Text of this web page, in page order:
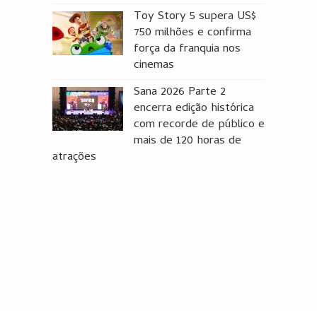
Toy Story 5 supera US$
750 milhões e confirma
força da franquia nos
cinemas
Sana 2026 Parte 2
encerra edição histórica
com recorde de público e
mais de 120 horas de
atrações